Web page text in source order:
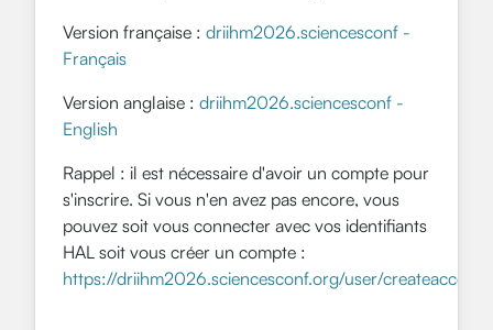
Version française : driihm2026.sciencesconf -
Français
Version anglaise : driihm2026.sciencesconf -
English
Rappel : il est nécessaire d'avoir un compte pour
s'inscrire. Si vous n'en avez pas encore, vous
pouvez soit vous connecter avec vos identifiants
HAL soit vous créer un compte :
https://driihm2026.sciencesconf.org/user/createaccount